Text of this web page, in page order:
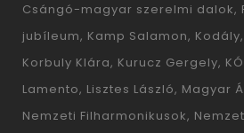
Csángó-magyar szerelmi dalok
jubíleum Kamp Salamon Kodály
Korbuly Klára Kurucz Gergely
Lamento Lisztes László Magyar
Nemzeti Filharmonikusok